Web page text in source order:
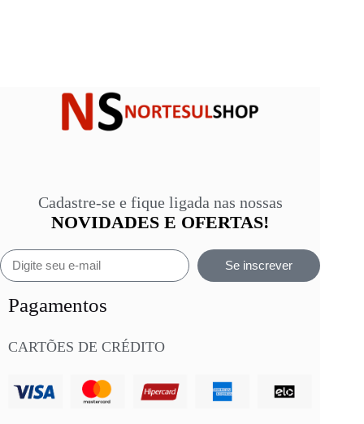
Cadastre-se e fique ligada nas nossas
NOVIDADES E OFERTAS!
Se inscrever
Pagamentos
CARTÕES DE CRÉDITO